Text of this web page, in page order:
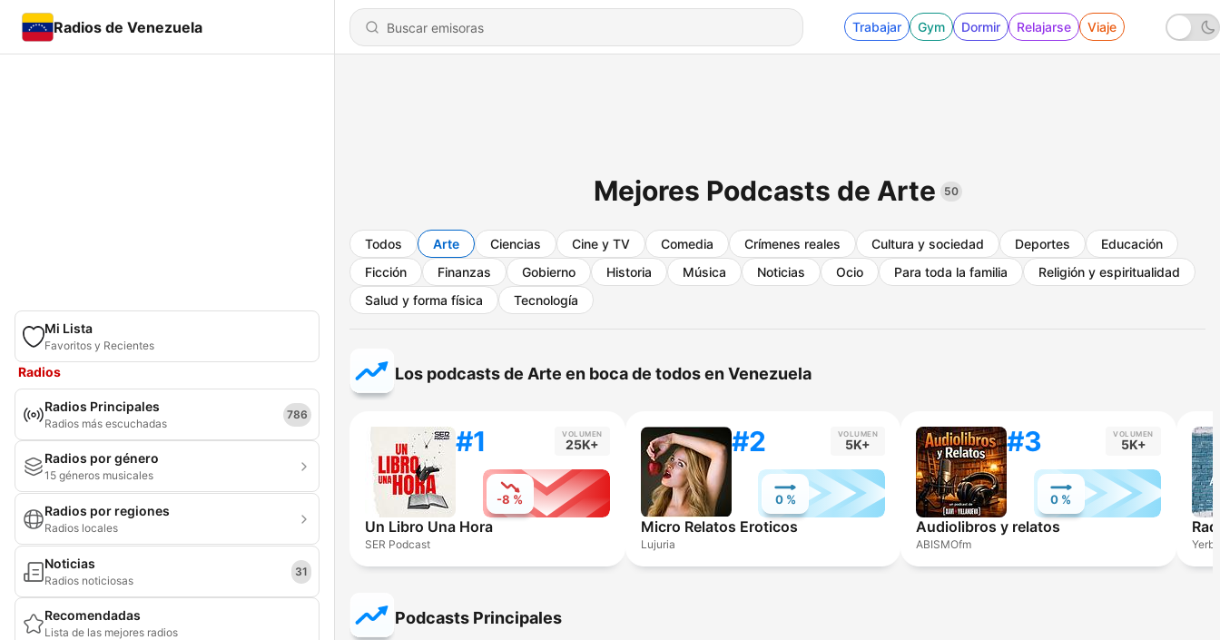
Radios de Venezuela Trabajar Gym Dormir Relajarse Viaje
Mi Lista
Favoritos y Recientes
Radios
Radios Principales
Radios más escuchadas
786
Radios por género
15 géneros musicales
Radios por regiones
Radios locales
Noticias
Radios noticiosas
31
Recomendadas
Lista de las mejores radios
Mejores Podcasts de Arte 50
Todos Arte Ciencias Cine y TV Comedia Crímenes reales Cultura y sociedad Deportes
Educación
Ficción
Finanzas Gobierno Historia Música Noticias Ocio Para toda la familia
Religión y espiritualidad
Salud y forma física
Tecnología
Los podcasts de Arte en boca de todos en Venezuela
#1 VOLUMEN
25K+
-8 %
Un Libro Una Hora
SER Podcast
#2 VOLUMEN
5K+
0 %
Micro Relatos Eroticos
Lujuria
#3 VOLUMEN
5K+
0 %
Audiolibros y relatos
ABISMOfm
Podcasts Principales